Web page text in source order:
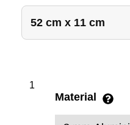
Material